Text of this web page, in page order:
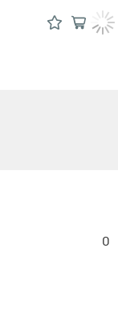
0